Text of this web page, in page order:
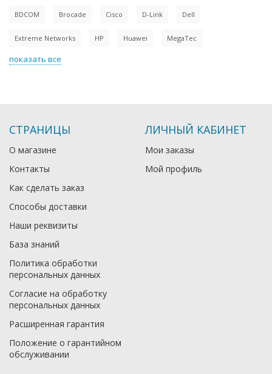
BDCOM Brocade Cisco D-Link Dell
Extreme Networks HP Huawei MegaTec
показать все
СТРАНИЦЫ
О магазине
Контакты
Как сделать заказ
Способы доставки
Наши реквизиты
База знаний
Политика обработки
персональных данных
Согласие на обработку
персональных данных
Расширенная гарантия
Положение о гарантийном
обслуживании
ЛИЧНЫЙ КАБИНЕТ
Мои заказы
Мой профиль